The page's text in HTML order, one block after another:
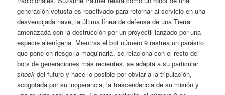
generación vetusta es reactivado para retornar al servicio en una
desvencijada nave, la última línea de defensa de una Tierra
amenazada con la destrucción por un proyectil lanzado por una
especie alienígena. Mientras el bot número 9 rastrea un parásito
que pone en riesgo la maquinaria, se relaciona con el resto de
bots de generaciones más recientes, se adapta a su particular
shock del futuro y hace lo posible por obviar a la tripulación,
acogotada por su inoperancia, la trascendencia de su misión y